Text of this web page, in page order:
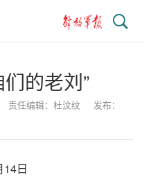
搜
索
的老刘”
责任编辑：杜汶纹
发布：
14日